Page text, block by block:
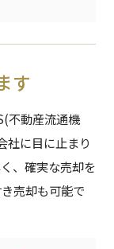
す
不動産流通機
社に目に止まり
、確実な売却を
売却も可能で